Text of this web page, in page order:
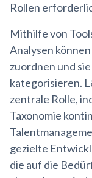
Rollen
Mithilfe von
Analysen
zuordnen und
kategorisieren.
zentrale Rolle,
Taxonomie
gezielte
die auf die